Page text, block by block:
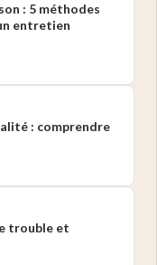
: 5 méthodes
entretien
: comprendre
trouble et